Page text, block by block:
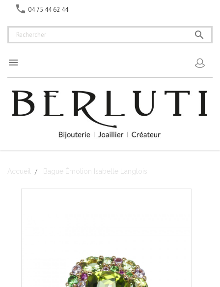
 04 75 44 62 44


Accueil Bague Émotion Isabelle Langlois